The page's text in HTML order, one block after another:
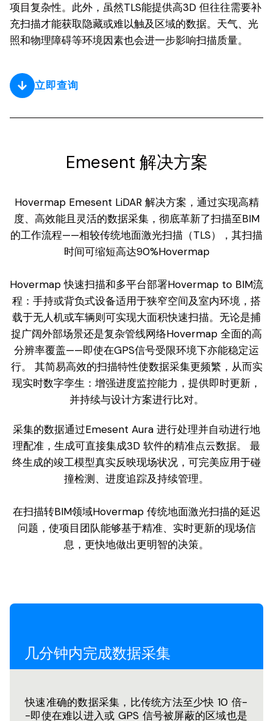
项目复杂性。此外，虽然TLS能提供高3D 但往往需要补
充扫描才能获取隐藏或难以触及区域的数据。天气、光
照和物理障碍等环境因素也会进一步影响扫描质量。
立即查询
Emesent 解决方案
Hovermap Emesent LiDAR 解决方案，通过实现高精
度、高效能且灵活的数据采集，彻底革新了扫描至BIM
的工作流程——相较传统地面激光扫描（TLS），其扫描
时间可缩短高达90%Hovermap
Hovermap 快速扫描和多平台部署Hovermap to BIM流
程：手持或背负式设备适用于狭窄空间及室内环境，搭
载于无人机或车辆则可实现大面积快速扫描。无论是捕
捉广阔外部场景还是复杂管线网络Hovermap 全面的高
分辨率覆盖——即使在GPS信号受限环境下亦能稳定运
行。 其简易高效的扫描特性使数据采集更频繁，从而实
现实时数字孪生：增强进度监控能力，提供即时更新，
并持续与设计方案进行比对。
采集的数据通过Emesent Aura 进行处理并自动进行地
理配准，生成可直接集成3D 软件的精准点云数据。 最
终生成的竣工模型真实反映现场状况，可完美应用于碰
撞检测、进度追踪及持续管理。
在扫描转BIM领域Hovermap 传统地面激光扫描的延迟
问题，使项目团队能够基于精准、实时更新的现场信
息，更快地做出更明智的决策。
几分钟内完成数据采集
快速准确的数据采集，比传统方法至少快 10 倍-
-即使在难以进入或 GPS 信号被屏蔽的区域也是